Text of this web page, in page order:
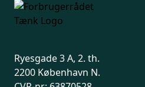
Ryesgade 3 A, 2. th.
2200 København N.